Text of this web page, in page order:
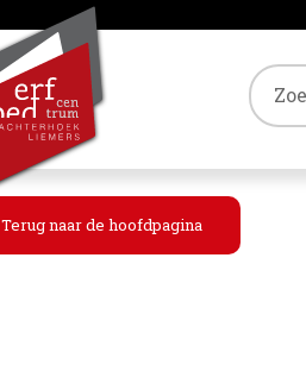
Terug naar de hoofdpagina